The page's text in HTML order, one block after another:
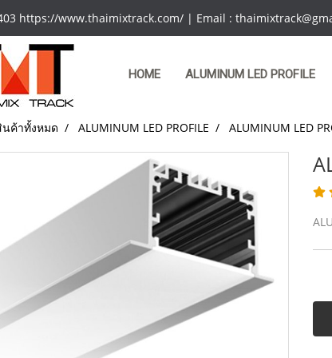
https://www.thaimixtrack.com/ | Email :
HOME ALUMINUM LED PROFILE
นค้าทั้งหมด ALUMINUM LED PROFILE ALUMINUM LED